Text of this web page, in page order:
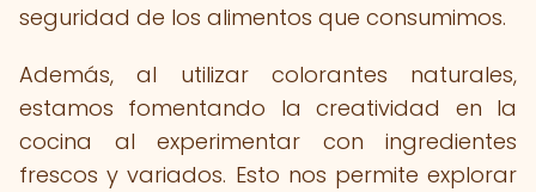
seguridad de los alimentos que consumimos.
Además, al utilizar colorantes naturales,
estamos fomentando la creatividad en la
cocina al experimentar con ingredientes
frescos y variados. Esto nos permite explorar